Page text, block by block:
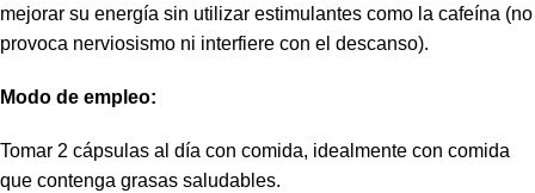
mejorar su energía sin utilizar estimulantes como la cafeína (no
provoca nerviosismo ni interfiere con el descanso).
Modo de empleo:
Tomar 2 cápsulas al día con comida, idealmente con comida
que contenga grasas saludables.